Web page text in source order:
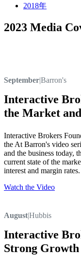
2018年
2023 Media
September|Barron's
Interactive
the Market
Interactive Brokers
the At Barron's video
and the business today,
current state of the
interest and margin rates.
Watch the Video
August|Hubbis
Interactive
Strong Growth